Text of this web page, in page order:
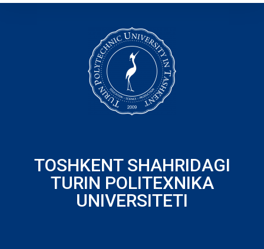
TOSHKENT SHAHRIDAGI
TURIN POLITEXNIKA
UNIVERSITETI